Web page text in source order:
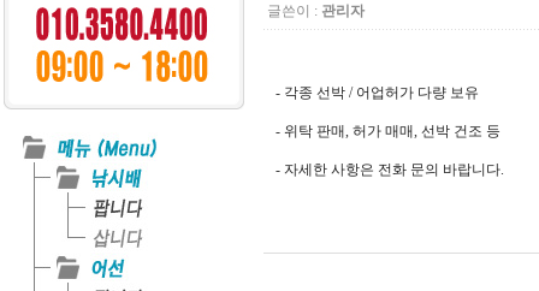
글쓴이 : 관리자
- 각종 선박 / 어업허가 다량 보유
- 위탁 판매, 허가 매매, 선박 건조 등
- 자세한 사항은 전화 문의 바랍니다.